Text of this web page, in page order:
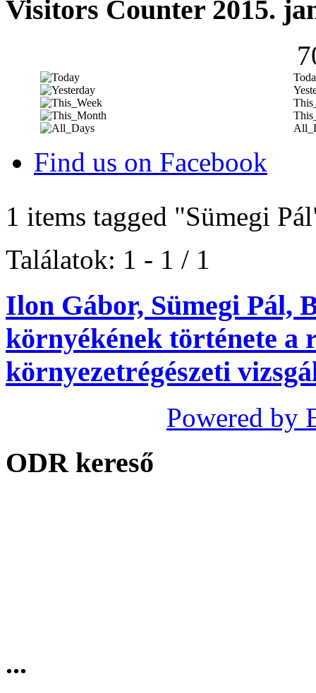
Visitors Counter 2015.
Find us on Facebook
1 items tagged "Sümegi
Találatok: 1 - 1 / 1
Ilon Gábor, Sümegi Pál,
környékének története a
környezetrégészeti
Powered by
ODR kereső
...